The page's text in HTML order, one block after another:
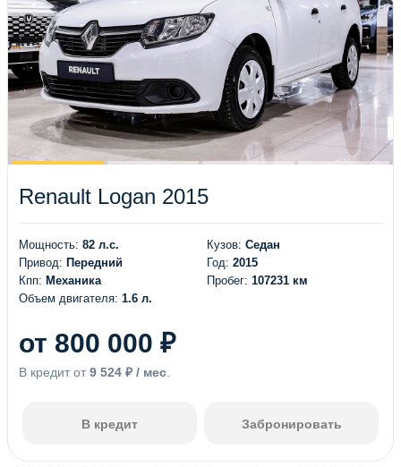
Renault Logan 2015
Мощность: 82 л.с.
Привод: Передний
Кпп: Механика
Объем двигателя: 1.6 л.
Кузов: Седан
Год: 2015
Пробег: 107231 км
от 800 000 ₽
В кредит от 9 524 ₽ / мес.
В кредит Забронировать